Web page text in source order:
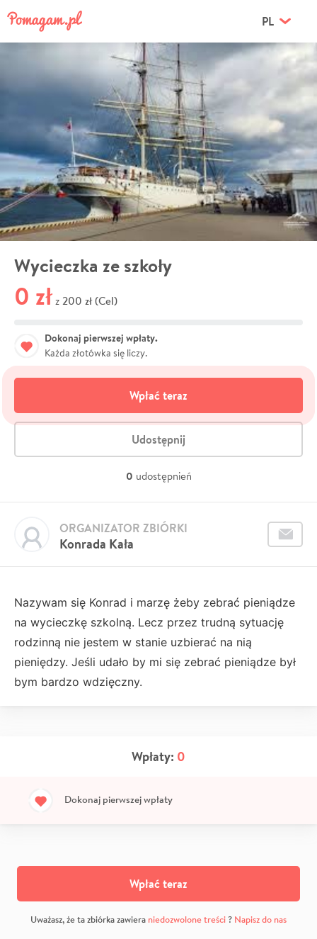
PL
Wycieczka ze szkoły
0 zł z 200 zł (Cel)
Dokonaj pierwszej wpłaty.
Każda złotówka się liczy.
Wpłać teraz
Udostępnij
0 udostępnień
Konrada Kała
ORGANIZATOR ZBIÓRKI
Nazywam się Konrad i marzę żeby zebrać pieniądze
na wycieczkę szkolną. Lecz przez trudną sytuację
rodzinną nie jestem w stanie uzbierać na nią
pieniędzy. Jeśli udało by mi się zebrać pieniądze był
bym bardzo wdzięczny.
Wpłaty: 0
Dokonaj pierwszej wpłaty
Wpłać teraz
Uważasz, że ta zbiórka zawiera niedozwolone treści? Napisz do nas